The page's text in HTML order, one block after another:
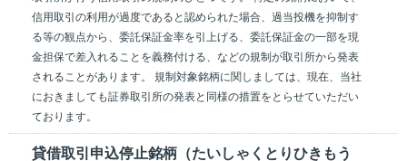
信用取引の利用が過度であると認められた場合、過当投機を抑制す
る等の観点から、委託保証金率を引上げる、委託保証金の一部を現
金担保で差入れることを義務付ける、などの規制が取引所から発表
されることがあります。 規制対象銘柄に関しましては、現在、当社
におきましても証券取引所の発表と同様の措置をとらせていただい
ております。
貸借取引申込停止銘柄（たいしゃくとりひきもう